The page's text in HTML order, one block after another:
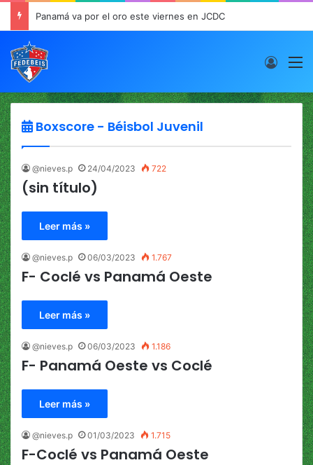
Panamá va por el oro este viernes en JCDC
Boxscore - Béisbol Juvenil
@nieves.p 24/04/2023 722
(sin título)
Leer más »
@nieves.p 06/03/2023 1.767
F- Coclé vs Panamá Oeste
Leer más »
@nieves.p 06/03/2023 1.186
F- Panamá Oeste vs Coclé
Leer más »
@nieves.p 01/03/2023 1.715
F-Coclé vs Panamá Oeste